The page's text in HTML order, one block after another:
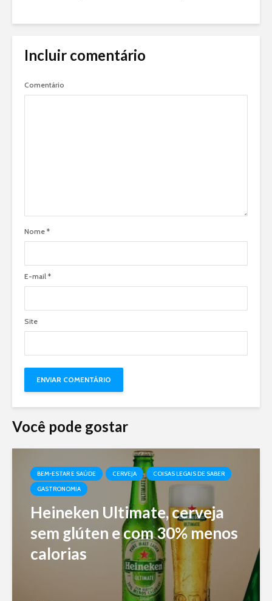
Incluir comentário
Comentário
Nome *
E-mail *
Site
Você pode gostar
BEM-ESTAR E SAÚDE CERVEJA
COISAS LEGAIS DE SABER
GASTRONOMIA
Heineken Ultimate, cerveja
sem glúten e com 30% menos
calorias